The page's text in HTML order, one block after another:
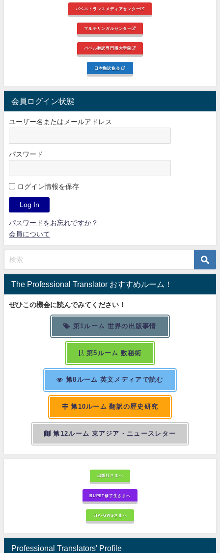
バベルトランスメディアセンター
マルチリンガルセンター
バベル翻訳専門職大学院
日本翻訳協会
会員ログイン状態
ユーザー名またはメールアドレス
パスワード
ログイン情報を保存
パスワードをお忘れですか？
会員について
The Professional Translator おすすめルーム！
ぜひこの機会に読んでみてください！
第1ルーム 世界の出版事情
第5ルーム 数秘術
第8ルーム 英文メディアで読む
第10ルーム 翻訳の歴史研究
第12ルーム 東アジア・ニュースレター
出版社さまへ
BUPST修了生さまへ
JTA-GWGさまへ
Professional Translators' Profile